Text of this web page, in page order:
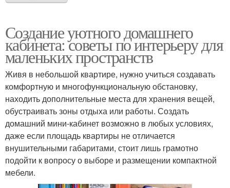
Создание уютного домашнего
кабинета: советы по интерьеру для
маленьких пространств
Живя в небольшой квартире, нужно учиться создавать
комфортную и многофункциональную обстановку,
находить дополнительные места для хранения вещей,
обустраивать зоны отдыха или работы. Создать
домашний мини-кабинет возможно в любых условиях,
даже если площадь квартиры не отличается
внушительными габаритами, стоит лишь грамотно
подойти к вопросу о выборе и размещении компактной
мебели.